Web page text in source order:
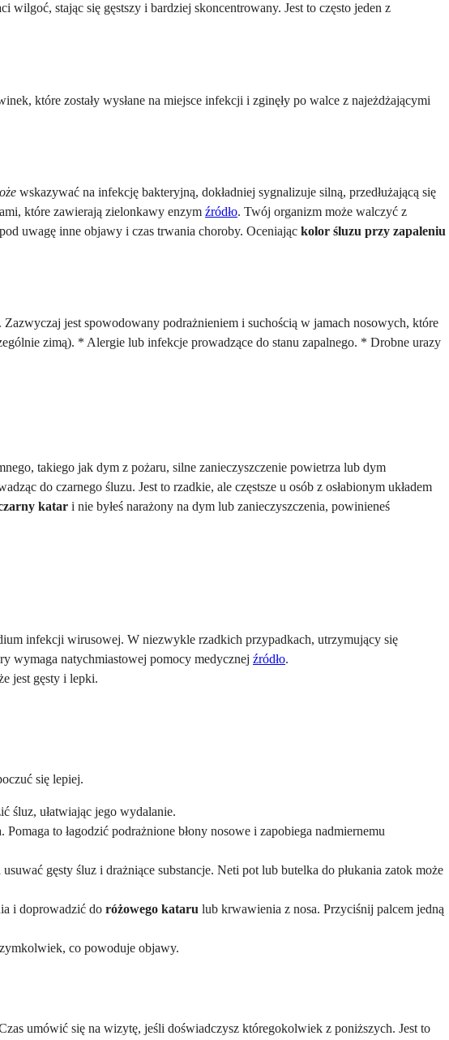
wilgoć, stając się gęstszy i bardziej skoncentrowany. Jest to często jeden z
które zostały wysłane na miejsce infekcji i zginęły po walce z najeżdżającymi
wskazywać na infekcję bakteryjną, dokładniej sygnalizuje silną, przedłużającą się
które zawierają zielonkawy enzym źródło. Twój organizm może walczyć z
uwagę inne objawy i czas trwania choroby. Oceniając kolor śluzu przy zapaleniu
. Zazwyczaj jest spowodowany podrażnieniem i suchością w jamach nosowych, które
zimą). * Alergie lub infekcje prowadzące do stanu zapalnego. * Drobne urazy
takiego jak dym z pożaru, silne zanieczyszczenie powietrza lub dym
do czarnego śluzu. Jest to rzadkie, ale częstsze u osób z osłabionym układem
katar i nie byłeś narażony na dym lub zanieczyszczenia, powinieneś
infekcji wirusowej. W niezwykle rzadkich przypadkach, utrzymujący się
wymaga natychmiastowej pomocy medycznej źródło.
jest gęsty i lepki.
się lepiej.
śluz, ułatwiając jego wydalanie.
to łagodzić podrażnione błony nosowe i zapobiega nadmiernemu
gęsty śluz i drażniące substancje. Neti pot lub butelka do płukania zatok może
i doprowadzić do różowego kataru lub krwawienia z nosa. Przyciśnij palcem jedną
co powoduje objawy.
umówić się na wizytę, jeśli doświadczysz któregokolwiek z poniższych. Jest to